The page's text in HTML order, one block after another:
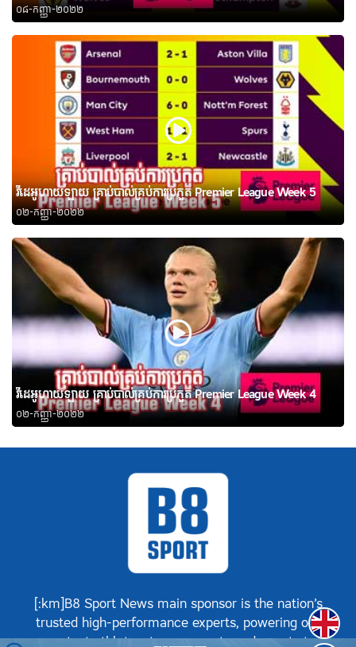
០៨-កញ្ញា-២០២២
វីដេអូហាយឡាយ គ្រាប់បាល់គ្រប់ការប្រកួត Premier League Week 5
០២-កញ្ញា-២០២២
វីដេអូហាយឡាយ គ្រាប់បាល់គ្រប់ការប្រកួត Premier League Week 4
០២-កញ្ញា-២០២២
[:km]B8 Sport News main sponsor is the nation’s
trusted high-performance experts, powering our
greatest athletes, teams, sports and events to